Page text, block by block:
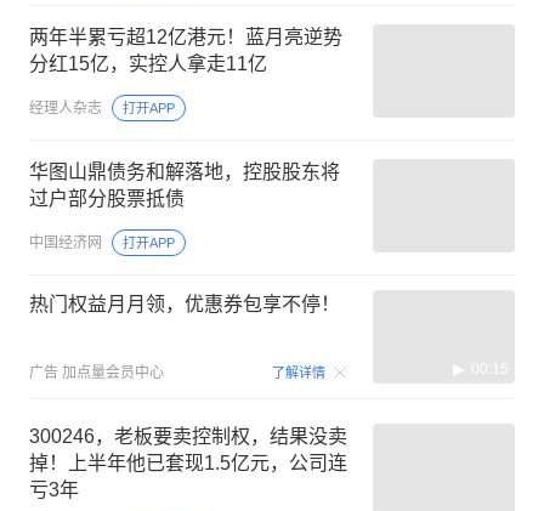
两年半累亏超12亿港元！蓝月亮逆势
分红15亿，实控人拿走11亿
经理人杂志 打开APP
华图山鼎债务和解落地，控股股东将
过户部分股票抵债
中国经济网 打开APP
热门权益月月领，优惠券包享不停！
广告 加点量会员中心 了解详情 00:15
300246，老板要卖控制权，结果没卖
掉！上半年他已套现1.5亿元，公司连
亏3年